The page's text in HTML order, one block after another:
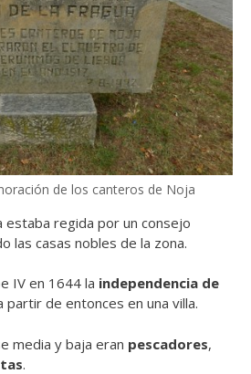
de los canteros de Noja
estaba regida por un consejo
las casas nobles de la zona.
IV en 1644 la independencia de
partir de entonces en una villa.
media y baja eran pescadores,
.